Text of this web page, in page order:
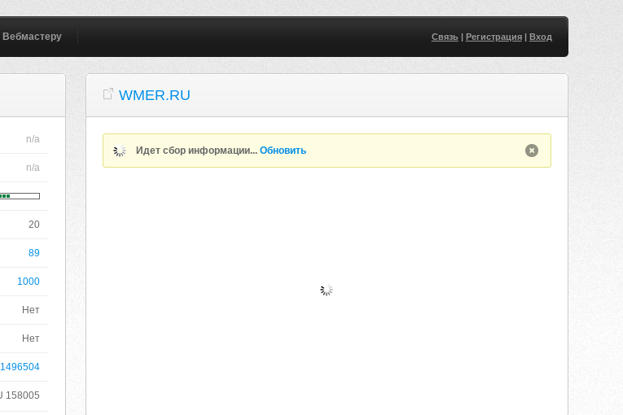
Вебмастеру Связь| Регистрация| Вход
n/a
n/a
20
89
1000
Нет
Нет
1496504
158005
WMER.RU
Идет сбор информации...Обновить